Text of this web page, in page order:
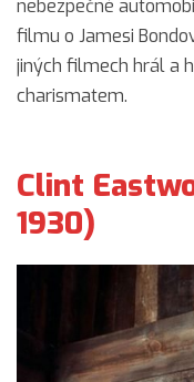
nebezpečné
filmu o Jamesi
jiných filmech hrál a
charismatem.
Clint
1930)